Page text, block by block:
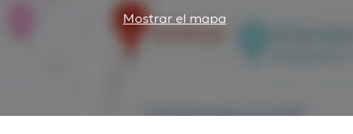
Mostrar el mapa